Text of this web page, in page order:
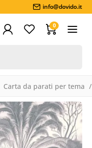
info@dovido.it
0
Carta da parati per tema